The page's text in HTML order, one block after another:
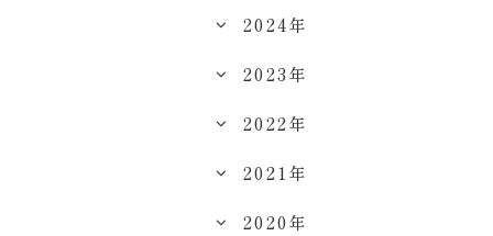
2024年
2023年
2022年
2021年
2020年